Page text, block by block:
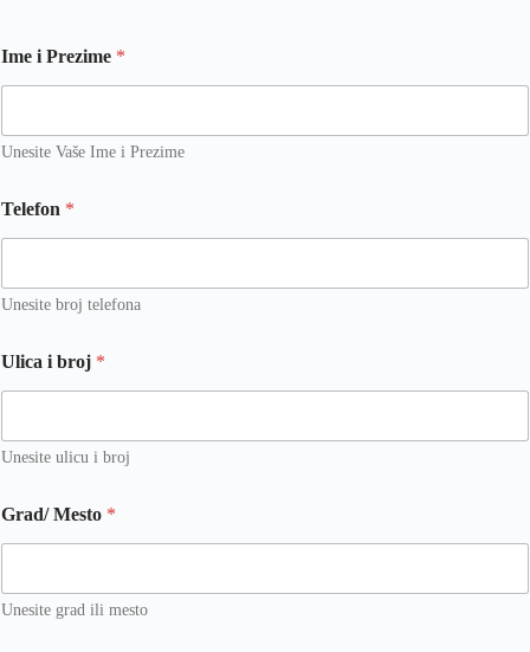
Ime i Prezime *
Unesite Vaše Ime i Prezime
Telefon *
Unesite broj telefona
Ulica i broj *
Unesite ulicu i broj
Grad/ Mesto *
Unesite grad ili mesto